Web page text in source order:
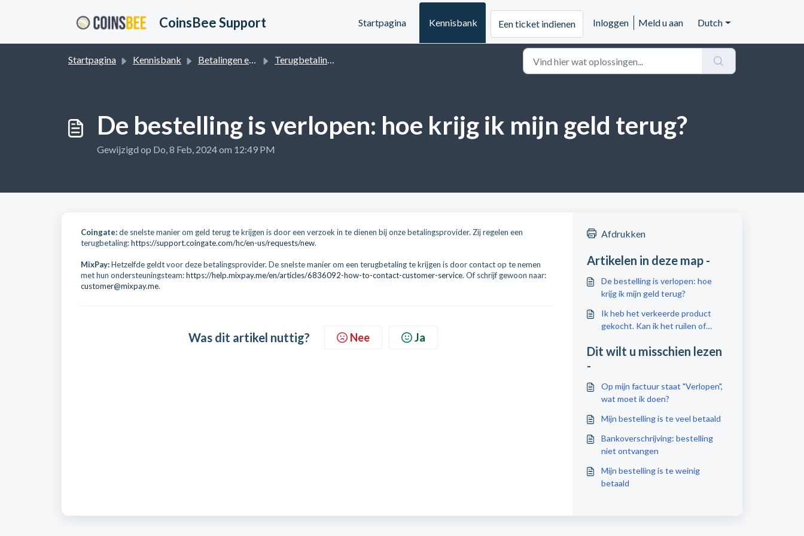
CoinsBee Support Startpagina Kennisbank Een ticket indienen Inloggen Meld u aan Dutch
Startpagina Kennisbank Betalingen en Terugbetalingen Terugbetalingen
De bestelling is verlopen: hoe krijg ik mijn geld terug?
Gewijzigd op Do, 8 Feb, 2024 om 12:49 PM
Coingate:de snelste manier om geld terug te krijgen is door een verzoek in te dienen bij onze betalingsprovider. Zij regelen een
terugbetaling:https://support.coingate.com/hc/en-us/requests/new.
MixPay:Hetzelfde geldt voor deze betalingsprovider. De snelste manier om een terugbetaling te krijgen is door contact op te nemen
met hun ondersteuningsteam:https://help.mixpay.me/en/articles/6836092-how-to-contact-customer-service. Of schrijf gewoon naar:
customer@mixpay.me.
Was dit artikel nuttig? Nee Ja
Afdrukken
Artikelen in deze map -
De bestelling is verlopen: hoe
krijg ik mijn geld terug?
Ik heb het verkeerde product
gekocht. Kan ik het ruilen of
Dit wilt u misschien lezen
-
Op mijn factuur staat "Verlopen",
wat moet ik doen?
Mijn bestelling is te veel betaald
Bankoverschrijving: bestelling
niet ontvangen
Mijn bestelling is te weinig
betaald